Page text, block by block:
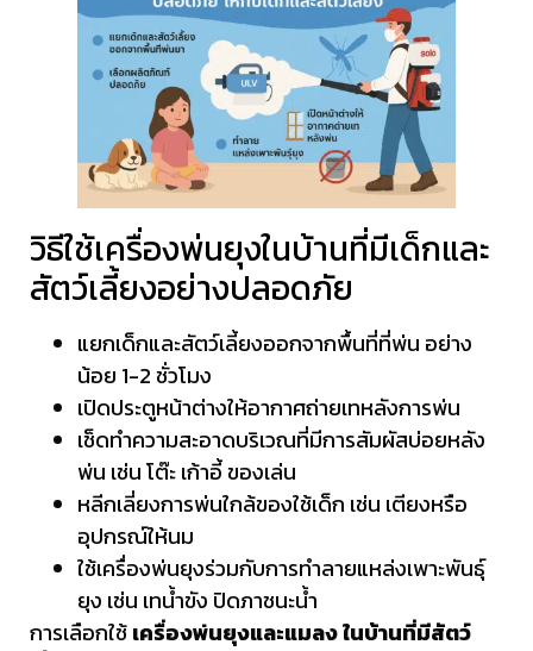
วิธีใช้เครื่องพ่นยุงในบ้านที่มีเด็กและ
สัตว์เลี้ยงอย่างปลอดภัย
แยกเด็กและสัตว์เลี้ยงออกจากพื้นที่ที่พ่น อย่าง
น้อย 1-2 ชั่วโมง
เปิดประตูหน้าต่างให้อากาศถ่ายเทหลังการพ่น
เช็ดทำความสะอาดบริเวณที่มีการสัมผัสบ่อยหลัง
พ่น เช่น โต๊ะ เก้าอี้ ของเล่น
หลีกเลี่ยงการพ่นใกล้ของใช้เด็ก เช่น เตียงหรือ
อุปกรณ์ให้นม
ใช้เครื่องพ่นยุงร่วมกับการทำลายแหล่งเพาะพันธุ์
ยุง เช่น เทน้ำขัง ปิดภาชนะน้ำ
การเลือกใช้เครื่องพ่นยุงและแมลง ในบ้านที่มีสัตว์